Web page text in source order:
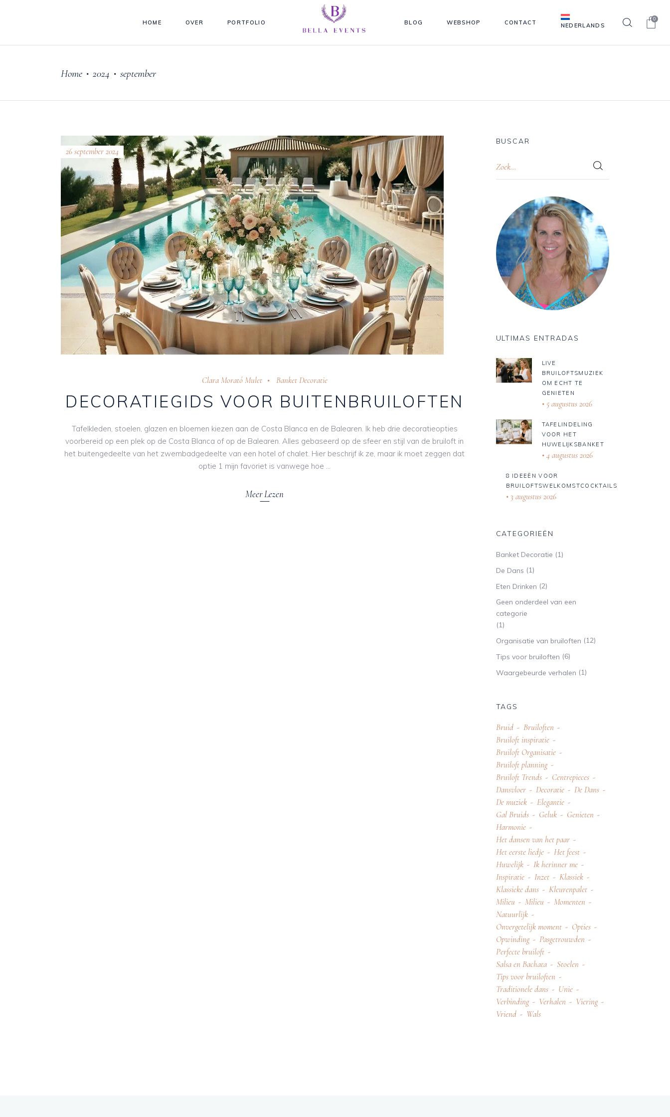
HOME OVER PORTFOLIO BLOG WEBSHOP CONTACT NEDERLANDS
0
Home • 2024 • september
26 september 2024
Clara Morató Mulet Banket Decoratie
DECORATIEGIDS VOOR BUITENBRUILOFTEN
Tafelkleden, stoelen, glazen en bloemen kiezen aan de Costa Blanca en de Balearen. Ik heb drie decoratieopties
voorbereid op een plek op de Costa Blanca of op de Balearen. Alles gebaseerd op de sfeer en stijl van de bruiloft in
het buitengedeelte van het zwembadgedeelte van een hotel of chalet. Hier beschrijf ik ze, maar ik moet zeggen dat
optie 1 mijn favoriet is vanwege hoe
Meer Lezen
BUSCAR
ULTIMAS ENTRADAS
LIVE
BRUILOFTSMUZIEK
OM ECHT TE
GENIETEN
5 augustus 2026
TAFELINDELING
VOOR HET
HUWELIJKSBANKET
4 augustus 2026
8 IDEEËN VOOR
BRUILOFTSWELKOMSTCOCKTAILS
3 augustus 2026
CATEGORIEËN
Banket Decoratie (1)
De Dans (1)
Eten Drinken (2)
Geen onderdeel van een
categorie
(1)
Organisatie van bruiloften (12)
Tips voor bruiloften (6)
Waargebeurde verhalen (1)
TAGS
Bruid
Bruiloften
Bruiloft inspiratie
Bruiloft Organisatie
Bruiloft planning
Bruiloft Trends
Centrepieces
Dansvloer
Decoratie
De Dans
De muziek
Elegantie
Gal Bruids
Geluk
Genieten
Harmonie
Het dansen van het paar
Het eerste liedje
Het feest
Huwelijk
Ik herinner me
Inspiratie
Inzet
Klassiek
Klassieke dans
Kleurenpalet
Milieu
Milieu
Momenten
Natuurlijk
Onvergetelijk moment
Opties
Opwinding
Pasgetrouwden
Perfecte bruiloft
Salsa en Bachata
Stoelen
Tips voor bruiloften
Traditionele dans
Unie
Verbinding
Verhalen
Viering
Vriend
Wals